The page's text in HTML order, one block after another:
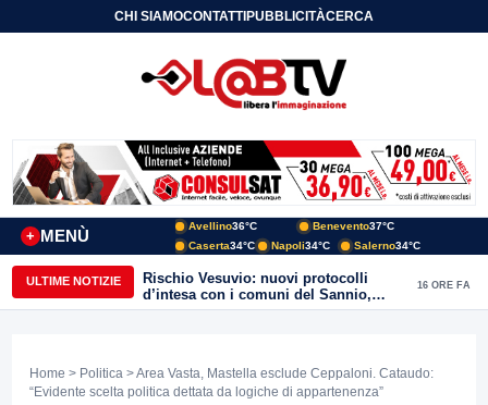
CHI SIAMOCONTATTIPUBBLICITÀCERCA
MENÙ
+
Avellino36°C Benevento37°C
Caserta34°C Napoli34°C Salerno34°C
ULTIME NOTIZIE
Rischio Vesuvio: nuovi protocolli
d’intesa con i comuni del Sannio,
firmato il protocollo con Arpaise
16 ORE FA
Home > Politica > Area Vasta, Mastella esclude Ceppaloni. Cataudo:
“Evidente scelta politica dettata da logiche di appartenenza”